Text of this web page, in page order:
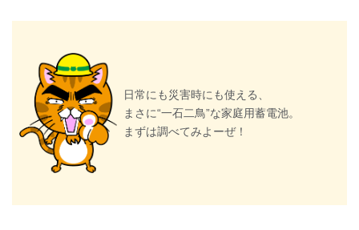
日常にも災害時にも使える、
まさに“一石二鳥”な家庭用蓄電池。
まずは調べてみよーぜ！